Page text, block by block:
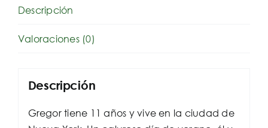
Descripción
Valoraciones (0)
Descripción
Gregor tiene 11 años y vive en la ciudad de